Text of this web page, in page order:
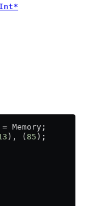
= Memory;
), ( 85 );